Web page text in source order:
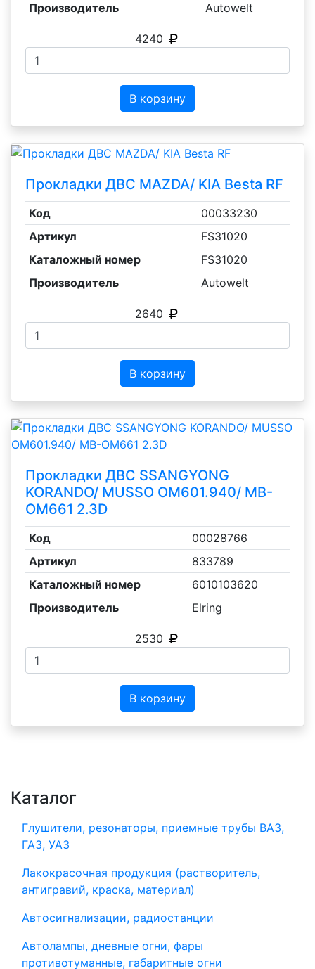
Производитель Autowelt
4240
В корзину
Прокладки ДВС MAZDA/ KIA Besta RF
Код
00033230
Артикул
FS31020
Каталожный номер
FS31020
Производитель
Autowelt
2640
В корзину
Прокладки ДВС SSANGYONG
KORANDO/ MUSSO OM601.940/ MB-
OM661 2.3D
Код
00028766
Артикул
833789
Каталожный номер
6010103620
Производитель
Elring
2530
В корзину
Каталог
Глушители, резонаторы, приемные трубы ВАЗ,
ГАЗ, УАЗ
Лакокрасочная продукция (растворитель,
антигравий, краска, материал)
Автосигнализации, радиостанции
Автолампы, дневные огни, фары
противотуманные, габаритные огни